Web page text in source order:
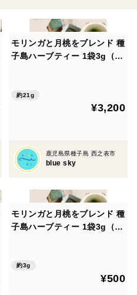
モリンガと月桃をブレンド 種
子島ハーブティー 1袋3g（煮
約21g
¥3,200
鹿児島県種子島 西之表市
blue sky
モリンガと月桃をブレンド 種
子島ハーブティー 1袋3g（煮
約3g
¥500